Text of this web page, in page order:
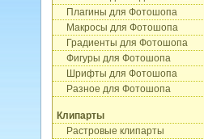
Плагины для Фотошопа
Макросы для Фотошопа
Градиенты для Фотошопа
Фигуры для Фотошопа
Шрифты для Фотошопа
Разное для Фотошопа
Клипарты
Растровые клипарты